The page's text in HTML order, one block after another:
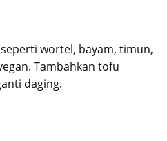
wortel, bayam, timun,
Tambahkan tofu
daging.